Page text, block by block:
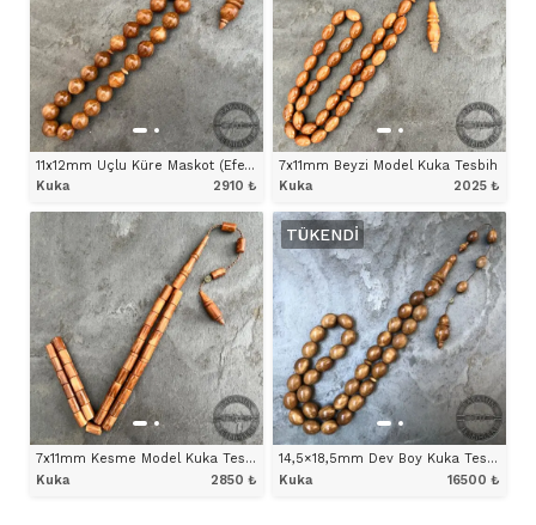
11x12mm Uçlu Küre Maskot (Efe) Model Kuka Tesbih
Kuka
2910 ₺
ÜRÜNÜ İNCELE
7x11mm Beyzi Model Kuka Tesbih
Kuka
2025₺
ÜRÜNÜ İNCELE
7x11mm Kesme Model Kuka Tesbih
Kuka
2850 ₺
TÜKENDI
14,5×18,5mm Dev Boy Kuka Tesbih
Kuka
16500₺